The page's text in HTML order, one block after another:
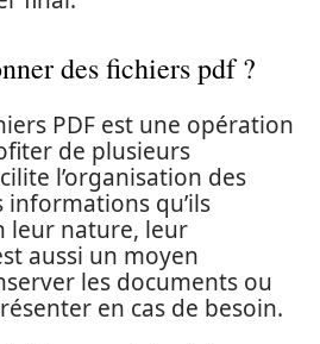
des fichiers pdf ?
PDF est une opération
de plusieurs
l’organisation des
qu’ils
leur nature, leur
aussi un moyen
les documents ou
en cas de besoin.